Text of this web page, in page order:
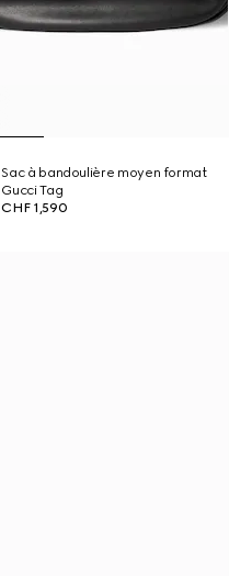
Sac à bandoulière moyen format
Gucci Tag
CHF 1,590